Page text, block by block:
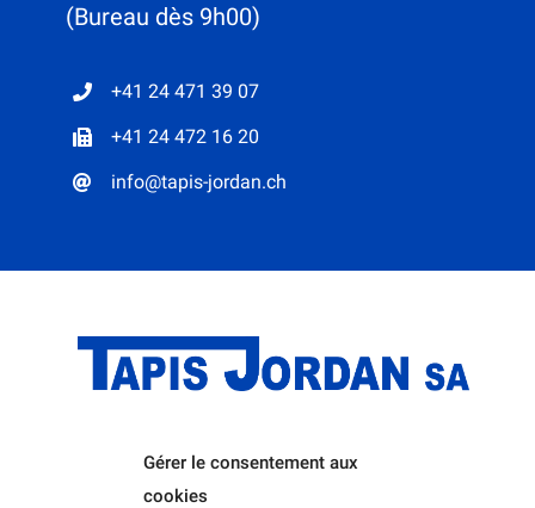
Gérer le consentement aux
cookies
L’entreprise
(Bureau dès 9h00)
+41 24 471 39 07
+41 24 472 16 20
info@tapis-jordan.ch